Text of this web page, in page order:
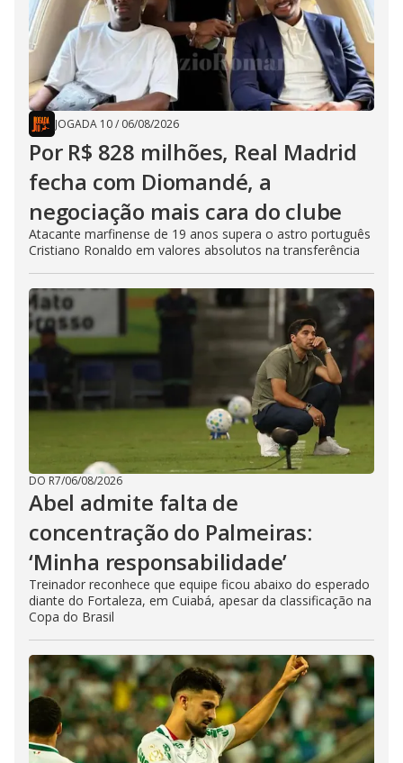
JOGADA 10/ 06/08/2026
Por R$ 828 milhões, Real Madrid
fecha com Diomandé, a
negociação mais cara do clube
Atacante marfinense de 19 anos supera o astro português
Cristiano Ronaldo em valores absolutos na transferência
DO R7/06/08/2026
Abel admite falta de
concentração do Palmeiras:
‘Minha responsabilidade’
Treinador reconhece que equipe ficou abaixo do esperado
diante do Fortaleza, em Cuiabá, apesar da classificação na
Copa do Brasil